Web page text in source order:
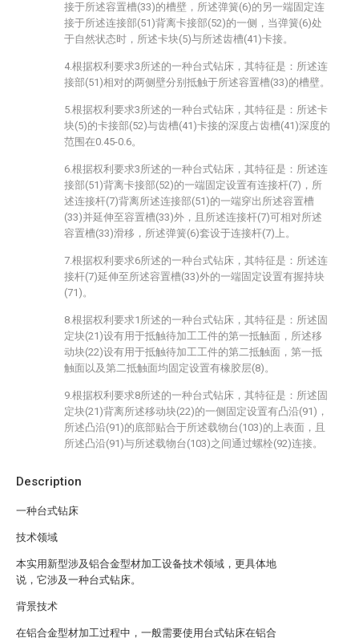
Description
一种台式钻床
技术领域
本实用新型涉及铝合金型材加工设备技术领域，更具体地
说，它涉及一种台式钻床。
背景技术
在铝合金型材加工过程中，一般需要使用台式钻床在铝合
接于所述容置槽(33)的槽壁，所述弹簧(6)的另一端固定连
接于所述连接部(51)背离卡接部(52)的一侧，当弹簧(6)处
于自然状态时，所述卡块(5)与所述齿槽(41)卡接。
4.根据权利要求3所述的一种台式钻床，其特征是：所述连
接部(51)相对的两侧壁分别抵触于所述容置槽(33)的槽壁。
5.根据权利要求3所述的一种台式钻床，其特征是：所述卡
块(5)的卡接部(52)与齿槽(41)卡接的深度占齿槽(41)深度的
范围在0.45-0.6。
6.根据权利要求3所述的一种台式钻床，其特征是：所述连
接部(51)背离卡接部(52)的一端固定设置有连接杆(7)，所
述连接杆(7)背离所述连接部(51)的一端穿出所述容置槽
(33)并延伸至容置槽(33)外，且所述连接杆(7)可相对所述
容置槽(33)滑移，所述弹簧(6)套设于连接杆(7)上。
7.根据权利要求6所述的一种台式钻床，其特征是：所述连
接杆(7)延伸至所述容置槽(33)外的一端固定设置有握持块
(71)。
8.根据权利要求1所述的一种台式钻床，其特征是：所述固
定块(21)设有用于抵触待加工工件的第一抵触面，所述移
动块(22)设有用于抵触待加工工件的第二抵触面，第一抵
触面以及第二抵触面均固定设置有橡胶层(8)。
9.根据权利要求8所述的一种台式钻床，其特征是：所述固
定块(21)背离所述移动块(22)的一侧固定设置有凸沿(91)，
所述凸沿(91)的底部贴合于所述载物台(103)的上表面，且
所述凸沿(91)与所述载物台(103)之间通过螺栓(92)连接。